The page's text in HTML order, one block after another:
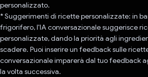
personalizzato.
* Suggerimenti di ricette personalizzate: in
frigorifero, l'IA conversazionale suggerisce
personalizzate, dando la priorità agli
scadere. Puoi inserire un feedback sulle
conversazionale imparerà dal tuo feedback
la volta successiva.